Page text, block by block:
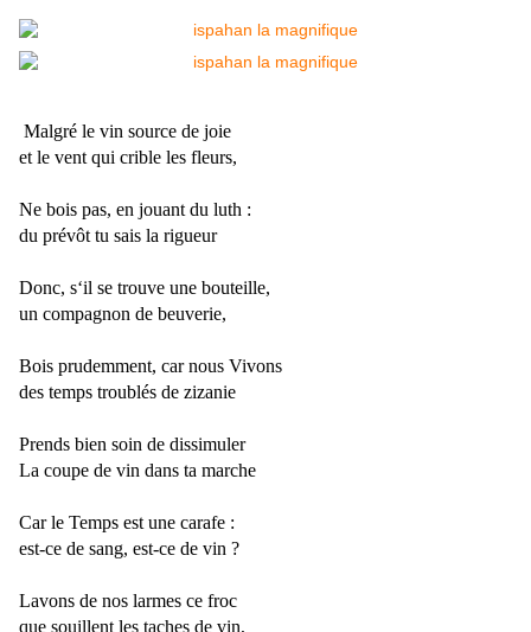
Malgré le vin source de joie
et le vent qui crible les fleurs,
Ne bois pas, en jouant du luth :
du prévôt tu sais la rigueur
Donc, s‘il se trouve une bouteille,
un compagnon de beuverie,
Bois prudemment, car nous Vivons
des temps troublés de zizanie
Prends bien soin de dissimuler
La coupe de vin dans ta marche
Car le Temps est une carafe :
est-ce de sang, est-ce de vin ?
Lavons de nos larmes ce froc
que souillent les taches de vin,